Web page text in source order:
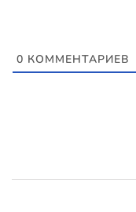
0 КОММЕНТАРИЕВ